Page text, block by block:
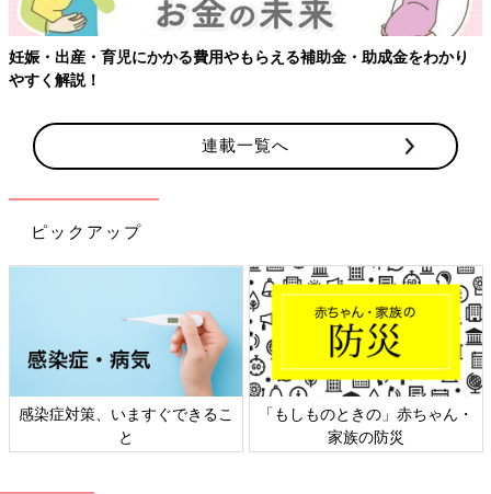
妊娠・出産・育児にかかる費用やもらえる補助金・助成金をわかり
やすく解説！
連載一覧へ
ピックアップ
感染症対策、いますぐできるこ
と
「もしものときの」赤ちゃん・
家族の防災